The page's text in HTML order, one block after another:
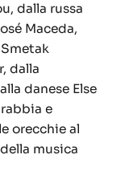
dalla russa
Maceda,
dalla
danese Else
e
orecchie al
musica